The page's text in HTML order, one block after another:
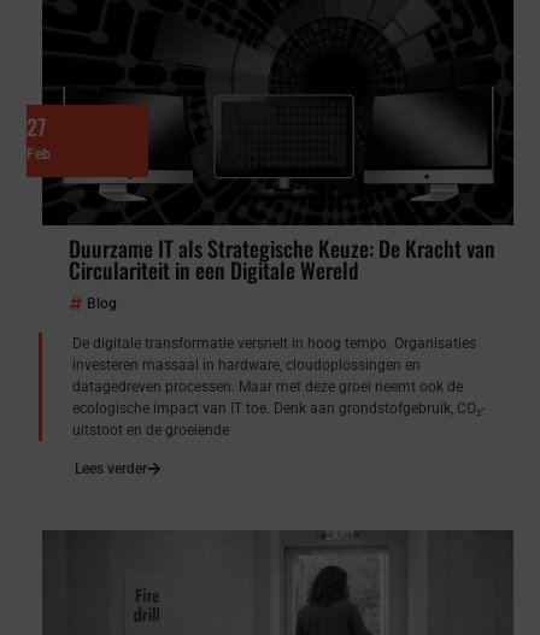
27
Feb
Duurzame IT als Strategische Keuze: De Kracht van
Circulariteit in een Digitale Wereld
Blog
De digitale transformatie versnelt in hoog tempo. Organisaties
investeren massaal in hardware, cloudoplossingen en
datagedreven processen. Maar met deze groei neemt ook de
ecologische impact van IT toe. Denk aan grondstofgebruik, CO₂-
uitstoot en de groeiende
Lees verder